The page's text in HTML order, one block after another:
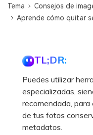
Tema
Consejos de
Aprende cómo quitar
TL;DR:
Puedes utilizar
especializadas,
recomendada,
de tus fotos
metadatos.